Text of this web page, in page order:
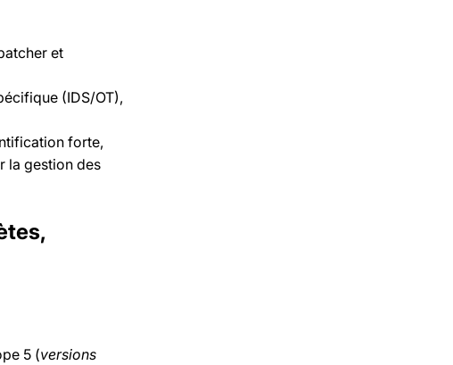
et
(IDS/OT),
forte,
la gestion des
5 (versions